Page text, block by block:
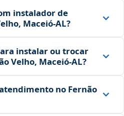
instalador de
Maceió‑AL?
instalar ou trocar
Velho, Maceió‑AL?
no Fernão